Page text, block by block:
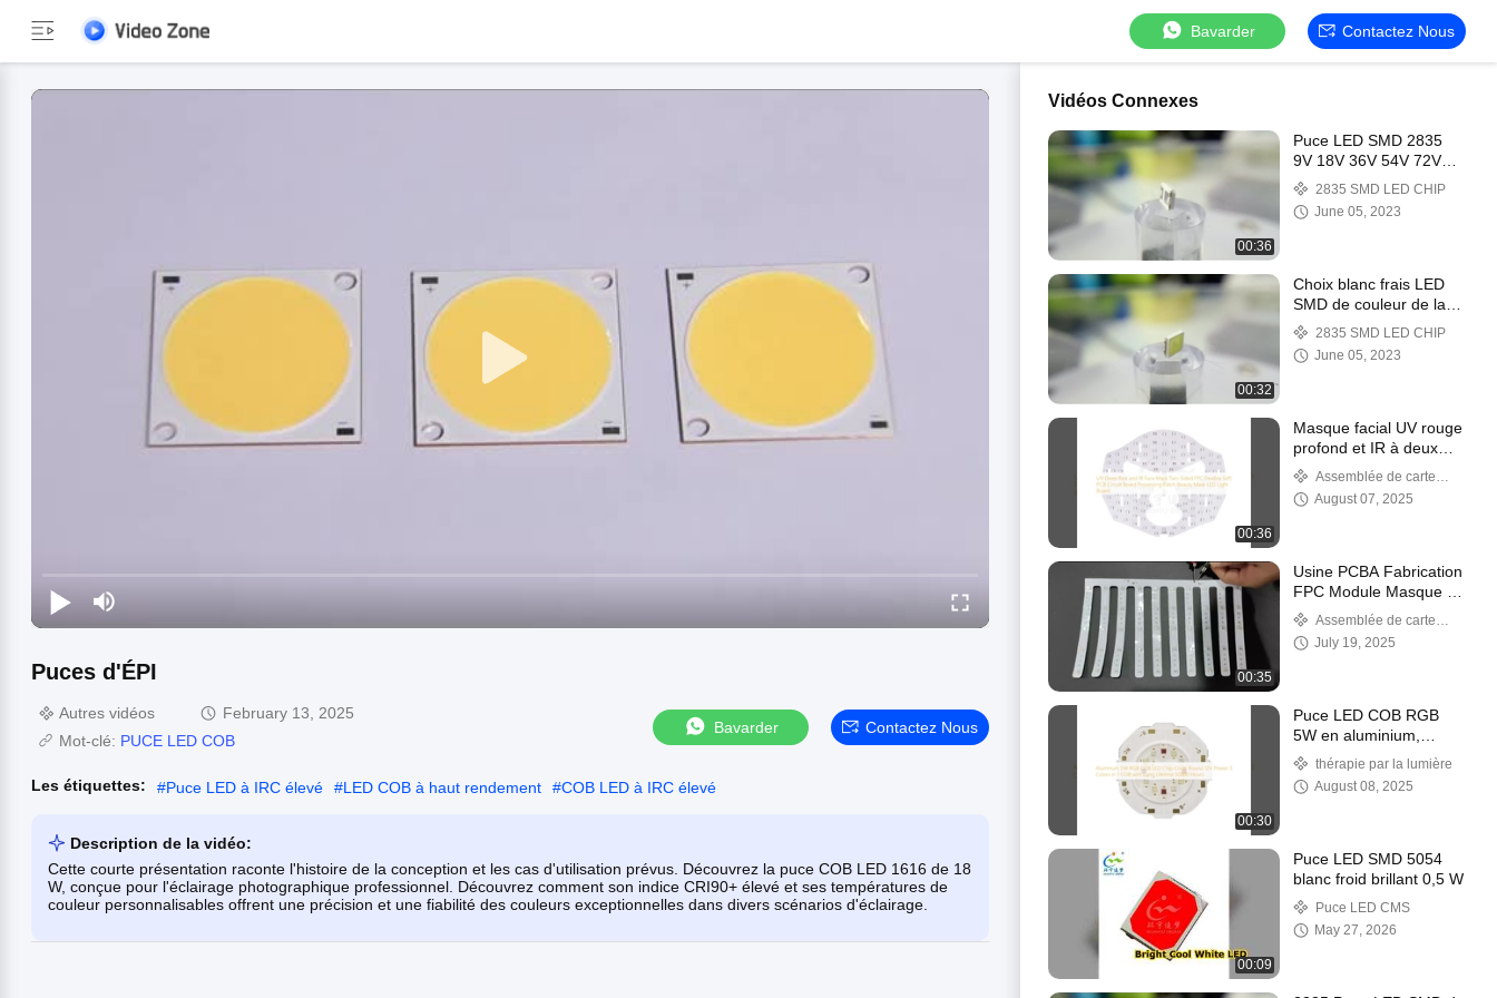
Bavarder Contactez Nous
Puces d'ÉPI
Autres vidéos
February 13, 2025
Mot-clé: PUCE LED COB
Bavarder Contactez Nous
Les étiquettes: #Puce LED à IRC élevé #LED COB à haut rendement #COB LED à IRC élevé
Description de la vidéo:
Cette courte présentation raconte l'histoire de la conception et les cas d'utilisation prévus. Découvrez la puce COB LED 1616 de 18
W, conçue pour l'éclairage photographique professionnel. Découvrez comment son indice CRI90+ élevé et ses températures de
couleur personnalisables offrent une précision et une fiabilité des couleurs exceptionnelles dans divers scénarios d'éclairage.
Vidéos Connexes
00:36
Puce LED SMD 2835
9V 18V 36V 54V 72V
Angle de vue large
gamme 120° blanc
2835 SMD LED CHIP
June 05, 2023
00:32
Choix blanc frais LED
SMD de couleur de la
puce 2835 polychromes
de SMD LED grand
2835 SMD LED CHIP
June 05, 2023
00:36
Masque facial UV rouge
profond et IR à deux
côtés FPC Flexible Soft
PCB Circuit Board
Processing Patch
Assemblée de carte
PCB de LED
August 07, 2025
00:35
Usine PCBA Fabrication
FPC Module Masque de
BeautéAssemblée de carte
PCB de LED
July 19, 2025
00:30
Puce LED COB RGB
5W en aluminium,
cercle rond, 12V, 3
couleurs en 1 COB,
longue durée de vie 50
thérapie par la lumière
August 08, 2025
00:09
Puce LED SMD 5054
blanc froid brillant 0,5 W
Puce LED CMS
May 27, 2026